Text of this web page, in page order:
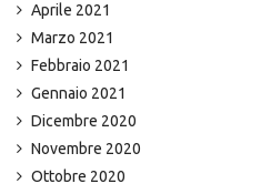
Aprile 2021
Marzo 2021
Febbraio 2021
Gennaio 2021
Dicembre 2020
Novembre 2020
Ottobre 2020